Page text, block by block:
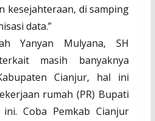
kesejahteraan, di samping
data.”
Yanyan Mulyana, SH
masih banyaknya
Cianjur, hal ini
rumah (PR) Bupati
Coba Pemkab Cianjur